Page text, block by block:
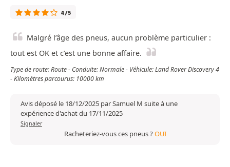
4/5
Malgré l’âge des pneus, aucun problème particulier :
tout est OK et c’est une bonne affaire.
Type de route: Route - Conduite: Normale - Véhicule: Land Rover Discovery 4
- Kilomètres parcourus: 10000 km
Avis déposé le 18/12/2025 par Samuel M suite à une
expérience d'achat du 17/11/2025
Signaler
Racheteriez-vous ces pneus ?OUI